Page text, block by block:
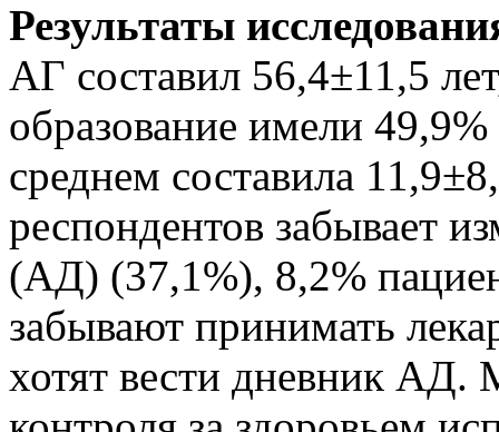
Результаты
АГ составил 56,4±11,5
образование имели
среднем составила
респондентов забывает
(АД) (37,1%), 8,2%
забывают принимать
хотят вести дневник